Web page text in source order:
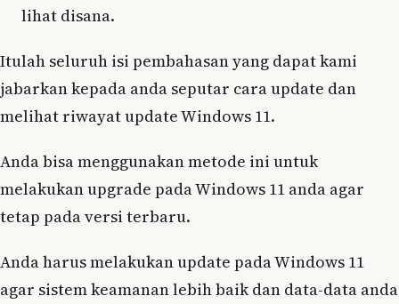
lihat disana.
Itulah seluruh isi pembahasan yang dapat kami
jabarkan kepada anda seputar cara update dan
melihat riwayat update Windows 11.
Anda bisa menggunakan metode ini untuk
melakukan upgrade pada Windows 11 anda agar
tetap pada versi terbaru.
Anda harus melakukan update pada Windows 11
agar sistem keamanan lebih baik dan data-data anda